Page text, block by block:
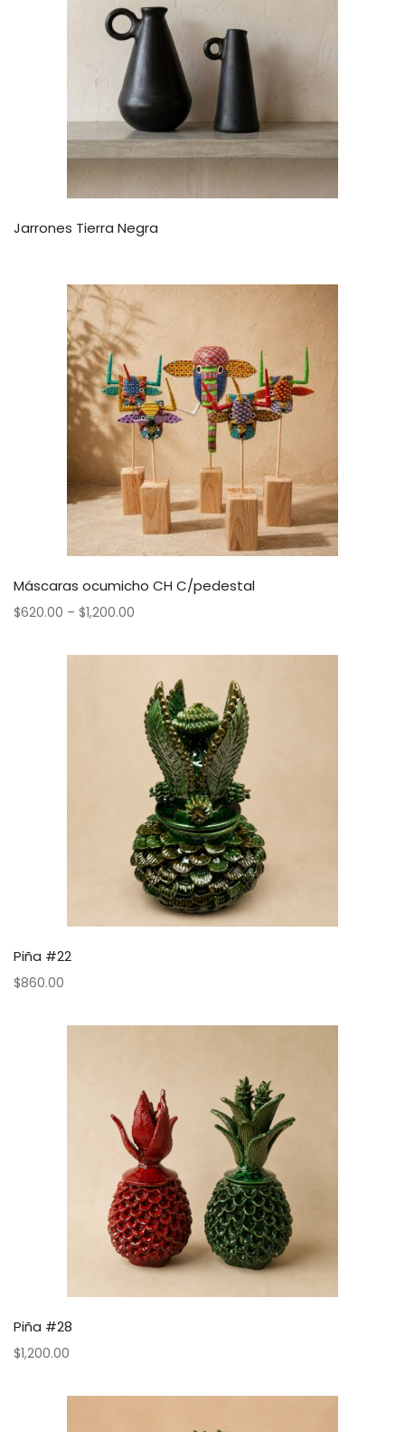
Jarrones Tierra Negra
Máscaras ocumicho CH C/pedestal
$620.00 – $1,200.00
Piña #22
$860.00
Piña #28
$1,200.00